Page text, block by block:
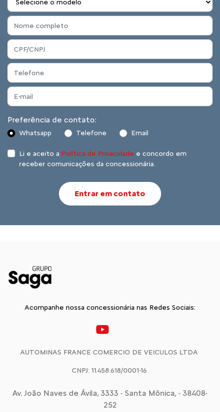
Preferência de contato:
Whatsapp Telefone Email
Li e aceito a Política de Privacidade e concordo em
receber comunicações da concessionária.
Entrar em contato
Acompanhe nossa concessionária nas Redes Sociais:
AUTOMINAS FRANCE COMERCIO DE VEICULOS LTDA
CNPJ: 11.458.618/0001-16
Av. João Naves de Ávila, 3333 - Santa Mônica, - 38408-
252